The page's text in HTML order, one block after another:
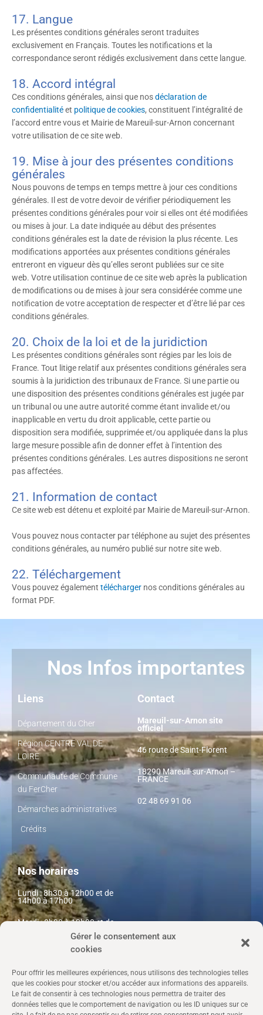
Gérer le consentement aux
cookies
Pour offrir les meilleures expériences, nous utilisons des technologies telles
que les cookies pour stocker et/ou accéder aux informations des appareils.
Le fait de consentir à ces technologies nous permettra de traiter des
données telles que le comportement de navigation ou les ID uniques sur ce
17. Langue
Les présentes conditions générales seront traduites
exclusivement en Français. Toutes les notifications et la
correspondance seront rédigés exclusivement dans cette langue.
18. Accord intégral
Ces conditions générales, ainsi que nosdéclaration de
confidentialitéet politique de cookies, constituent l’intégralité de
l’accord entre vous et Mairie de Mareuil-sur-Arnon concernant
votre utilisation de ce site web.
19. Mise à jour des présentes conditions
générales
Nous pouvons de temps en temps mettre à jour ces conditions
générales. Il est de votre devoir de vérifier périodiquement les
présentes conditions générales pour voir si elles ont été modifiées
ou mises à jour. La date indiquée au début des présentes
conditions générales est la date de révision la plus récente. Les
modifications apportées aux présentes conditions générales
entreront en vigueur dès qu’elles seront publiées sur ce site
web. Votre utilisation continue de ce site web après la publication
de modifications ou de mises à jour sera considérée comme une
notification de votre acceptation de respecter et d’être lié par ces
conditions générales.
20. Choix de la loi et de la juridiction
Les présentes conditions générales sont régies par les lois de
France. Tout litige relatif aux présentes conditions générales sera
soumis à la juridiction des tribunaux de France. Si une partie ou
une disposition des présentes conditions générales est jugée par
un tribunal ou une autre autorité comme étant invalide et/ou
inapplicable en vertu du droit applicable, cette partie ou
disposition sera modifiée, supprimée et/ou appliquée dans la plus
large mesure possible afin de donner effet à l’intention des
présentes conditions générales. Les autres dispositions ne seront
pas affectées.
21. Information de contact
Ce site web est détenu et exploité par Mairie de Mareuil-sur-Arnon.
Vous pouvez nous contacter par téléphone au sujet des présentes
conditions générales, au numéro publié sur notre site web.
22. Téléchargement
Vous pouvez également télécharger nos conditions générales au
format PDF.
Nos Infos importantes
Liens
Département du Cher
Région CENTRE VAL DE
LOIRE
Communauté de Commune
du FerCher
Démarches administratives
Crédits
Contact
Mareuil-sur-Arnon site
officiel
46 route de Saint-Florent
18290 Mareuil-sur-Arnon –
FRANCE
02 48 69 91 06
Nos horaires
Lundi : 8h30 à 12h00 et de
14h00 à 17h00
Mardi : 8h30 à 12h00 et de
Mercredi : 08h30 à 12h00
Jeudi : 8h30 à 12h00 et de
14h à 17h00
Vendredi : 8h30 à 12h00 et de
14h00 à 17h00